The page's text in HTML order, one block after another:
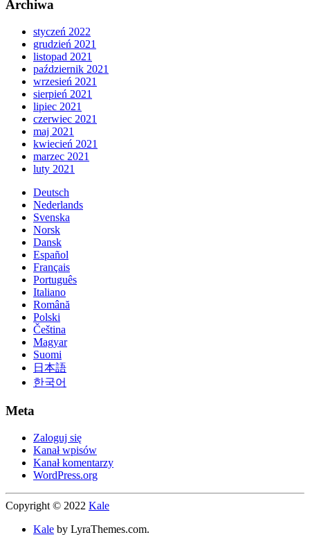
Archiwa
styczeń 2022
grudzień 2021
listopad 2021
październik 2021
wrzesień 2021
sierpień 2021
lipiec 2021
czerwiec 2021
maj 2021
kwiecień 2021
marzec 2021
luty 2021
Deutsch
Nederlands
Svenska
Norsk
Dansk
Español
Français
Português
Italiano
Română
Polski
Čeština
Magyar
Suomi
日本語
한국어
Meta
Zaloguj się
Kanał wpisów
Kanał komentarzy
WordPress.org
Copyright © 2022 Kale
Kale by LyraThemes.com.